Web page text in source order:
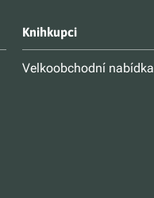
Knihkupci
Velkoobchodní nabídka